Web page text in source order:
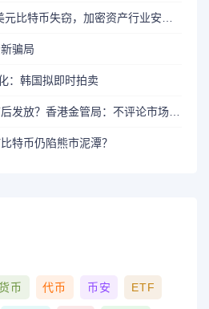
骗局
：韩国拟即时拍卖
特币仍陷熊市泥潭？
币 代币 币安 ETF